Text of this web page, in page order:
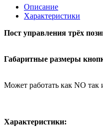
Описание
Характеристики
Пост управления трёх
Габаритные размеры
Может работать как NO так
Характеристики: